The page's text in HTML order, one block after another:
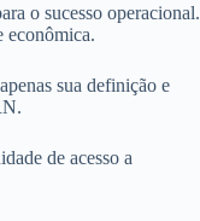
o sucesso operacional.
econômica.
sua definição e
de acesso a